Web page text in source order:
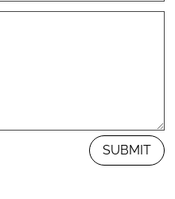
SUBMIT